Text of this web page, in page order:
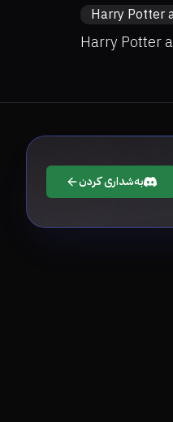
Harry Potter
بەشداری کردن